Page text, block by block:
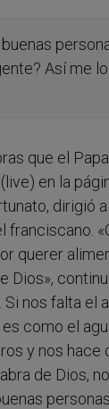
Así me
que el
en la
dirigió
franciscano.
querer
Dios»,
nos falta el
como el
y nos hace
de Dios,